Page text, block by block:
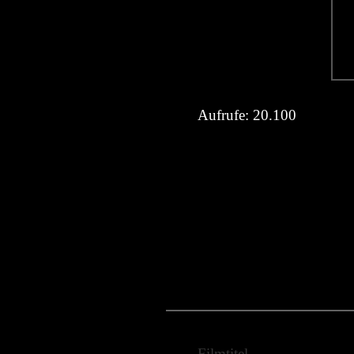
Aufrufe: 20.100